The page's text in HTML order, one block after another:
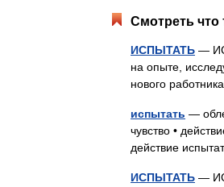
Смотреть что
ИСПЫТАТЬ —
на опыте,
нового
испытать —
чувство •
действие
ИСПЫТАТЬ —